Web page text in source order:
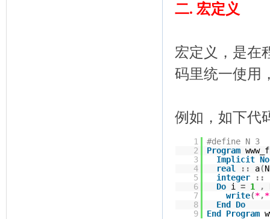
二. 宏定义
宏定义，是在
码里统一使用
例如，如下代
1
#define N 3
2
Program
3
Implicit
4
real :: a(N
5
integer ::
6
Do i = 1 ,
7
write(*,*
8
End
Do
9
End Program